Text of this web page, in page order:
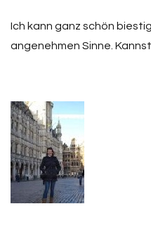
Ich kann ganz schön
angenehmen Sinne.